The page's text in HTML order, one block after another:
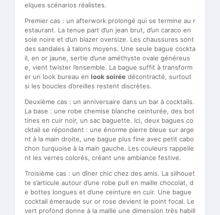
elques scénarios réalistes.
Premier cas : un afterwork prolongé qui se termine au r
estaurant. La tenue part d’un jean brut, d’un caraco en
soie noire et d’un blazer oversize. Les chaussures sont
des sandales à talons moyens. Une seule bague cockta
il, en or jaune, sertie d’une améthyste ovale généreus
e, vient twister l’ensemble. La bague suffit à transform
er un look bureau en look soirée décontracté, surtout
si les boucles d’oreilles restent discrètes.
Deuxième cas : un anniversaire dans un bar à cocktails.
La base : une robe chemise blanche ceinturée, des bot
tines en cuir noir, un sac baguette. Ici, deux bagues co
cktail se répondent : une énorme pierre bleue sur arge
nt à la main droite, une bague plus fine avec petit cabo
chon turquoise à la main gauche. Les couleurs rappelle
nt les verres colorés, créant une ambiance festive.
Troisième cas : un dîner chic chez des amis. La silhouet
te s’articule autour d’une robe pull en maille chocolat, d
e bottes longues et d’une ceinture en cuir. Une bague
cocktail émeraude sur or rose devient le point focal. Le
vert profond donne à la maille une dimension très habill